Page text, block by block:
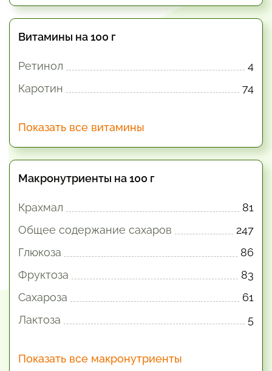
Витамины на 100 г
Ретинол
4
Каротин
74
Показать все витамины
Макронутриенты на 100 г
Крахмал
81
Общее содержание сахаров
247
Глюкоза
86
Фруктоза
83
Сахароза
61
Лактоза
5
Показать все макронутриенты